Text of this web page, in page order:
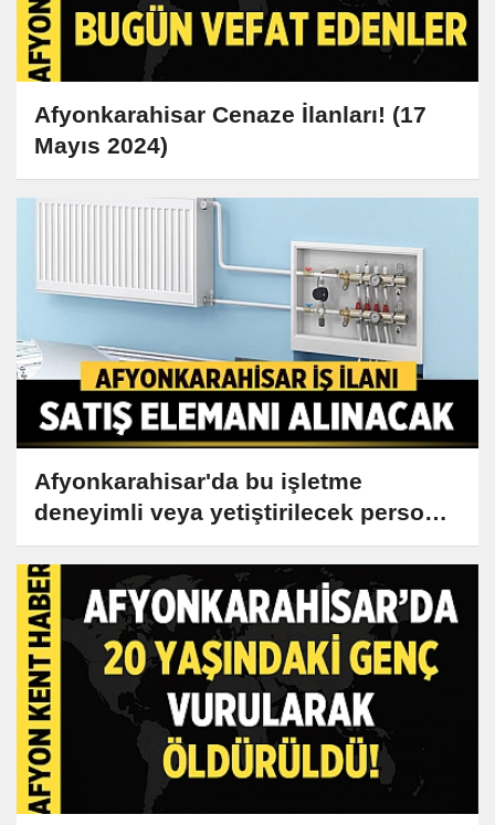
Afyonkarahisar Cenaze İlanları! (17
Mayıs 2024)
Afyonkarahisar'da bu işletme
deneyimli veya yetiştirilecek personel
alımı yapıyor!